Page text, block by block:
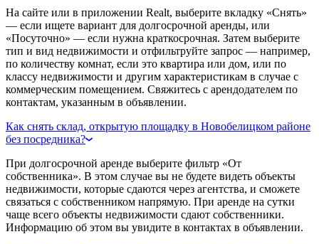
На сайте или в приложении Realt, выберите вкладку «Снять»
— если ищете вариант для долгосрочной аренды, или
«Посуточно» — если нужна краткосрочная. Затем выберите
тип и вид недвижимости и отфильтруйте запрос — например,
по количеству комнат, если это квартира или дом, или по
классу недвижимости и другим характеристикам в случае с
коммерческим помещением. Свяжитесь с арендодателем по
контактам, указанным в объявлении.
Как снять склад, открытую площадку в Новобелицком районе
без посредника?
При долгосрочной аренде выберите фильтр «От
собственника». В этом случае вы не будете видеть объекты
недвижимости, которые сдаются через агентства, и сможете
связаться с собственником напрямую. При аренде на сутки
чаще всего объекты недвижимости сдают собственники.
Информацию об этом вы увидите в контактах в объявлении.